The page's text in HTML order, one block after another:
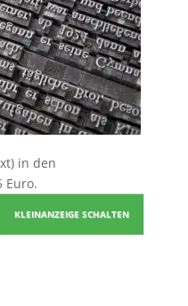
in den
Euro.
KLEINANZEIGE SCHALTEN